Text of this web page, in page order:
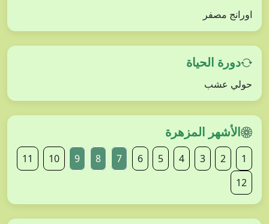
اورانج مصفر
دورة الحياة
حولي عشب
الأشهر المزهرة
1
2
3
4
5
6
7
8
9
10
11
12